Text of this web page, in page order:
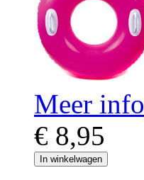
Meer info
€ 8,95
In winkelwagen